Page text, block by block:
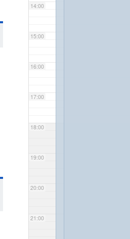
14:00
15:00
16:00
17:00
18:00
19:00
20:00
21:00